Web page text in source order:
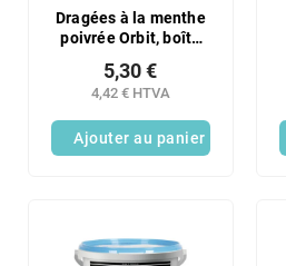
Dragées à la menthe
poivrée Orbit, boîte
4,42 € HTVA
5,30 €
Ajouter au panier